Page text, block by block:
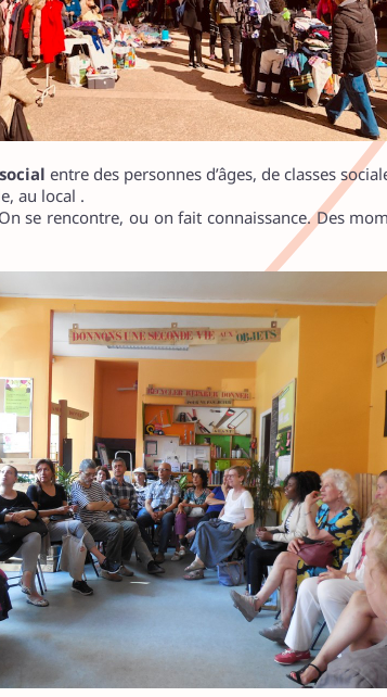
entre des personnes d’âges, de classes
au local .
se rencontre, ou on fait connaissance. Des